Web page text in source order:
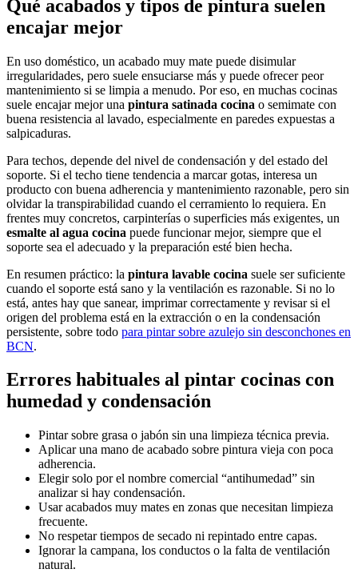
Qué acabados y tipos de pintura suelen
encajar mejor
En uso doméstico, un acabado muy mate puede disimular
irregularidades, pero suele ensuciarse más y puede ofrecer peor
mantenimiento si se limpia a menudo. Por eso, en muchas cocinas
suele encajar mejor una pintura satinada cocina o semimate con
buena resistencia al lavado, especialmente en paredes expuestas a
salpicaduras.
Para techos, depende del nivel de condensación y del estado del
soporte. Si el techo tiene tendencia a marcar gotas, interesa un
producto con buena adherencia y mantenimiento razonable, pero sin
olvidar la transpirabilidad cuando el cerramiento lo requiera. En
frentes muy concretos, carpinterías o superficies más exigentes, un
esmalte al agua cocina puede funcionar mejor, siempre que el
soporte sea el adecuado y la preparación esté bien hecha.
En resumen práctico: la pintura lavable cocina suele ser suficiente
cuando el soporte está sano y la ventilación es razonable. Si no lo
está, antes hay que sanear, imprimar correctamente y revisar si el
origen del problema está en la extracción o en la condensación
persistente, sobre todo para pintar sobre azulejo sin desconchones en
BCN.
Errores habituales al pintar cocinas con
humedad y condensación
Pintar sobre grasa o jabón sin una limpieza técnica previa.
Aplicar una mano de acabado sobre pintura vieja con poca
adherencia.
Elegir solo por el nombre comercial “antihumedad” sin
analizar si hay condensación.
Usar acabados muy mates en zonas que necesitan limpieza
frecuente.
No respetar tiempos de secado ni repintado entre capas.
Ignorar la campana, los conductos o la falta de ventilación
natural.